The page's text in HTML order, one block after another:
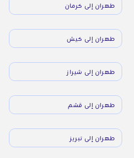
طهران إلى كرمان
طهران إلى كيش
طهران إلى شيراز
طهران إلى قشم
طهران إلى تبريز